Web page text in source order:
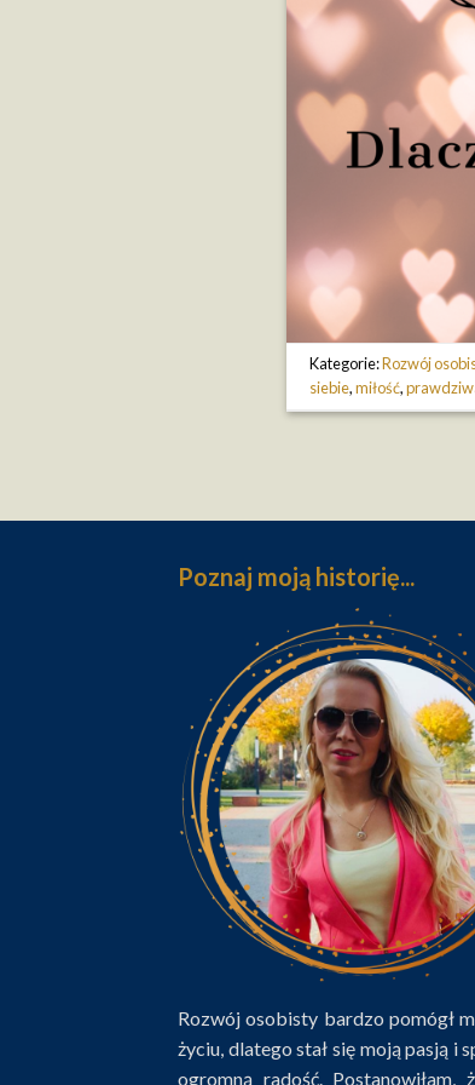
Kategorie:Rozwój
siebie,miłość,
Poznaj moją historię...
Rozwój osobisty bardzo pomógł
życiu, dlatego stał się moją pasją i
ogromną radość. Postanowiłam,